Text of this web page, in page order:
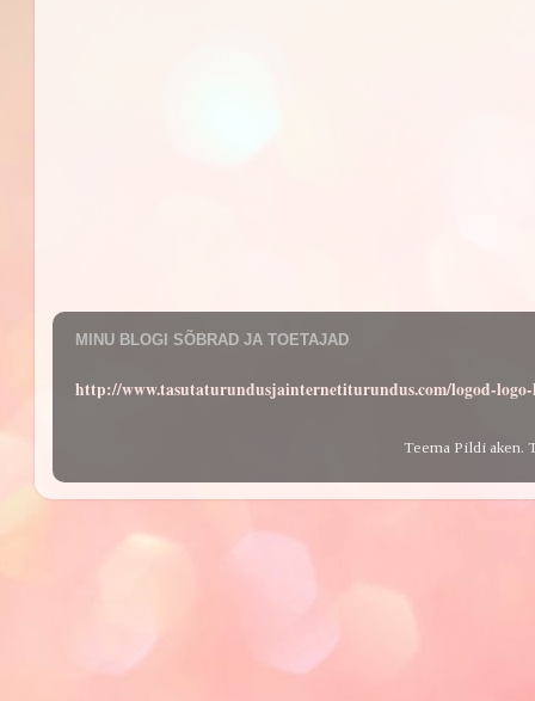
MINU BLOGI SÕBRAD JA TOETAJAD
http://www.tasutaturundusjainternetiturundus.com/logod-
Teema Pildi aken.